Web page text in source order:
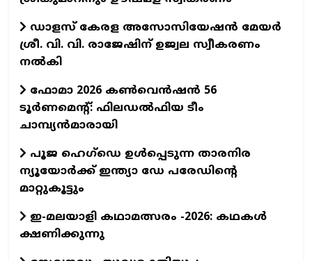
ഡാളസ് കേരള അസോസിയേഷൻ മേയർ
ശ്രീ. വി. വി. രാജേഷിന് ഉജ്വല സ്വീകരണം
നൽകി
ഫോമാ 2026 കൺവെൻഷൻ 56
ടൂർണമെന്റ്: ഫിലഡൽഫിയ ടീം
ചാമ്പ്യൻമാരായി
പൂജ ഹെഗ്‌ഡെ ഉൾപ്പെടുന്ന താരനിര
ന്യൂയോർക്ക് ഇന്ത്യാ ഡേ പരേഡിന്റെ
മാറ്റുകൂട്ടും
ഇ-മലയാളി കഥാമത്സരം -2026: കഥകൾ
ക്ഷണിക്കുന്നു